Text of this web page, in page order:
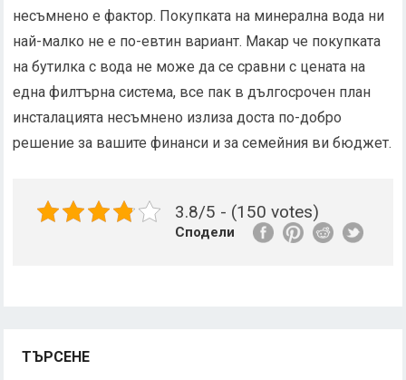
несъмнено е фактор. Покупката на минерална вода ни
най-малко не е по-евтин вариант. Макар че покупката
на бутилка с вода не може да се сравни с цената на
една филтърна система, все пак в дългосрочен план
инсталацията несъмнено излиза доста по-добро
решение за вашите финанси и за семейния ви бюджет.
3.8/5 - (150 votes)
Сподели
ТЪРСЕНЕ